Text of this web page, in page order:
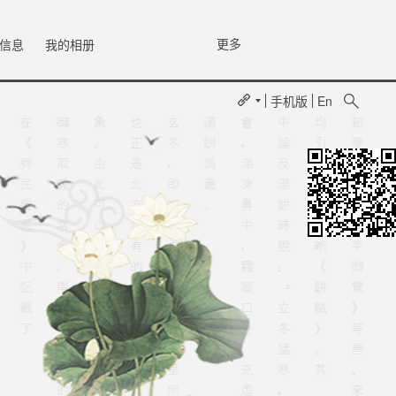
息 我的相册 更多
手机版 En